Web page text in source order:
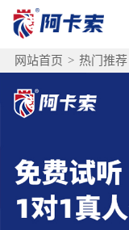
网站首页 > 热门推荐